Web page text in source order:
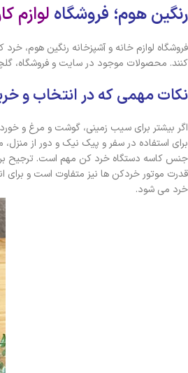
رنگین هوم؛ فروشگاه لوازم
فروشگاه لوازم خانه و آشپزخانه رنگین هوم،
کنند. محصولات موجود در سایت و فروشگاه،
نکات مهمی که در انتخاب و
اگر بیشتر برای سیب زمینی، گوشت و مرغ و
برای استفاده در سفر و پیک نیک و دور از
جنس کاسه دستگاه خرد کن مهم است. ترجیح بر
قدرت موتور خردکن ها نیز متفاوت است و برای
خرد می شود.